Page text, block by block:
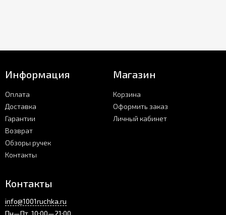
Информация
Оплата
Доставка
Гарантии
Возврат
Обзоры ручек
Контакты
Магазин
Корзина
Оформить заказ
Личный кабинет
Контакты
info@1001ruchka.ru
Пн—Пт, 10:00—21:00